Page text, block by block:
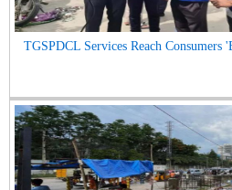
TGSPDCL Services Reach Consumers